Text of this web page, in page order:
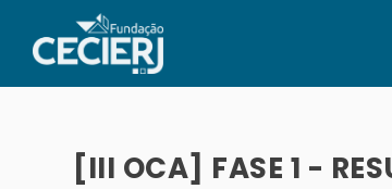
[III OCA] FASE 1 -